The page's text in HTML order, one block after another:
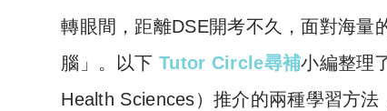
轉眼間，距離DSE開考不久，面對海量
腦」。以下Tutor Circle尋補小編整理
Health Sciences）推介的兩種學習方